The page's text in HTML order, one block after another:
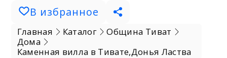
В избранное
Главная Каталог
Община Тиват
Дома
Каменная вилла в Тивате,Донья Ластва